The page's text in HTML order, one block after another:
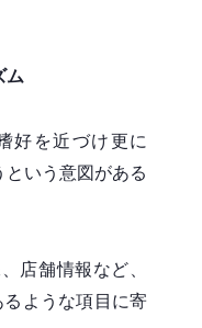
ム
好を近づけ更に
いう意図がある
店舗情報など、
ような項目に寄